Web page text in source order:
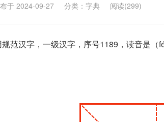
于 2024-09-27 分类： 字典 阅读(299)
范汉字，一级汉字，序号1189，读音是